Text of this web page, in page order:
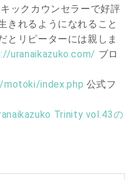
ックカウンセラーで好評
きれるようになれること
とリピーターには親しま
uranaikazuko.com/ ブロ
index.php 公式フ
Trinity vol.43の